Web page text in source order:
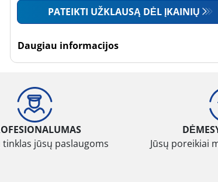
PATEIKTI UŽKLAUSĄ DĖL ĮKAINIŲ
Daugiau informacijos
tinklas jūsų paslaugoms
Jūsų poreikiai